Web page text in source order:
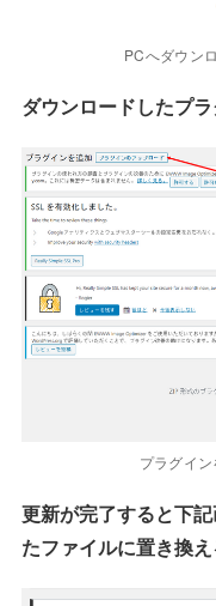
PCへダウン
ダウンロードしたプ
プラグイ
更新が完了すると下
たファイルに置き換